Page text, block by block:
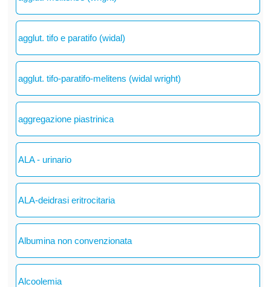
agglut. tifo e paratifo (widal)
agglut. tifo-paratifo-melitens (widal wright)
aggregazione piastrinica
ALA - urinario
ALA-deidrasi eritrocitaria
Albumina non convenzionata
Alcoolemia